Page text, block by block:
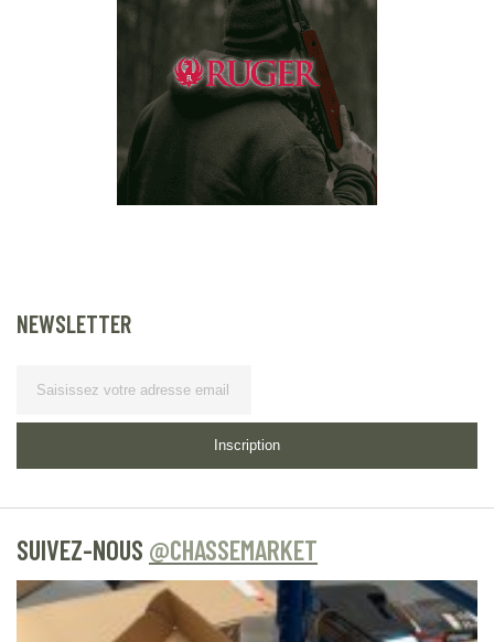
NEWSLETTER
Inscription
SUIVEZ-NOUS @CHASSEMARKET